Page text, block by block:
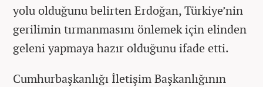
yolu olduğunu belirten Erdoğan, Türkiye’nin
gerilimin tırmanmasını önlemek için elinden
geleni yapmaya hazır olduğunu ifade etti.
Cumhurbaşkanlığı İletişim Başkanlığının